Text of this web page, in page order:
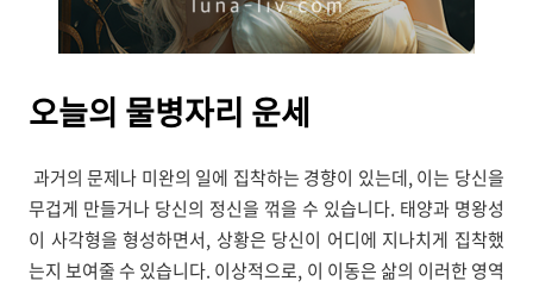
오늘의 물병자리 운세
과거의 문제나 미완의 일에 집착하는 경향이 있는데, 이는 당신을
무겁게 만들거나 당신의 정신을 꺾을 수 있습니다. 태양과 명왕성
이 사각형을 형성하면서, 상황은 당신이 어디에 지나치게 집착했
는지 보여줄 수 있습니다. 이상적으로, 이 이동은 삶의 이러한 영역